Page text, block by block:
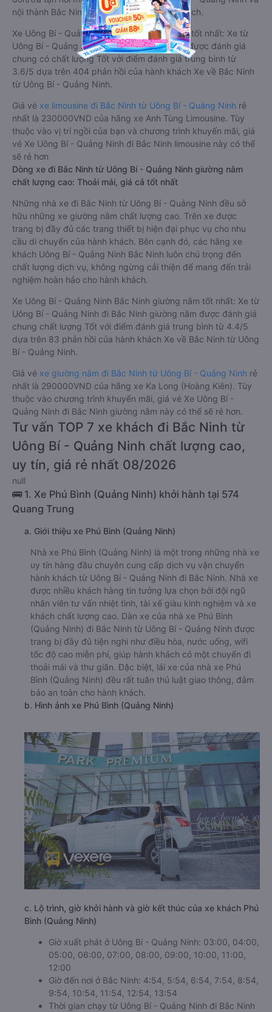
nội thành Bắc Ninh, rất thuận tiện cho du khách.
Xe Uông Bí - Quảng Ninh Bắc Ninh limousine tốt nhất: Xe từ
Uông Bí - Quảng Ninh đi Bắc Ninh limousine được đánh giá
chung có chất lượng Tốt với điểm đánh giá trung bình từ
3.6/5 dựa trên 404 phản hồi của hành khách Xe về Bắc Ninh
từ Uông Bí - Quảng Ninh.
Giá vé xe limousine đi Bắc Ninh từ Uông Bí - Quảng Ninh rẻ
nhất là 230000VND của hãng xe Anh Tùng Limousine. Tùy
thuộc vào vị trí ngồi của bạn và chương trình khuyến mãi, giá
vé Xe Uông Bí - Quảng Ninh đi Bắc Ninh limousine này có thể
sẽ rẻ hơn
Dòng xe đi Bắc Ninh từ Uông Bí - Quảng Ninh giường nằm
chất lượng cao: Thoải mái, giá cả tốt nhất
Những nhà xe đi Bắc Ninh từ Uông Bí - Quảng Ninh đều sở
hữu những xe giường nằm chất lượng cao. Trên xe được
trang bị đầy đủ các trang thiết bị hiện đại phục vụ cho nhu
cầu di chuyển của hành khách. Bên cạnh đó, các hãng xe
khách Uông Bí - Quảng Ninh Bắc Ninh luôn chú trọng đến
chất lượng dịch vụ, không ngừng cải thiện để mang đến trải
nghiệm hoàn hảo cho hành khách.
Xe Uông Bí - Quảng Ninh Bắc Ninh giường nằm tốt nhất: Xe từ
Uông Bí - Quảng Ninh đi Bắc Ninh giường nằm được đánh giá
chung chất lượng Tốt với điểm đánh giá trung bình từ 4.4/5
dựa trên 83 phản hồi của hành khách Xe về Bắc Ninh từ Uông
Bí - Quảng Ninh.
Giá vé xe giường nằm đi Bắc Ninh từ Uông Bí - Quảng Ninh rẻ
nhất là 290000VND của hãng xe Ka Long (Hoàng Kiên). Tùy
thuộc vào chương trình khuyến mãi, giá vé Xe Uông Bí -
Quảng Ninh đi Bắc Ninh giường nằm này có thể sẽ rẻ hơn.
Tư vấn TOP 7 xe khách đi Bắc Ninh từ
Uông Bí - Quảng Ninh chất lượng cao,
uy tín, giá rẻ nhất 08/2026
null
🚌 1. Xe Phú Bình (Quảng Ninh) khởi hành tại 574
Quang Trung
a. Giới thiệu xe Phú Bình (Quảng Ninh)
Nhà xe Phú Bình (Quảng Ninh) là một trong những nhà xe
uy tín hàng đầu chuyên cung cấp dịch vụ vận chuyển
hành khách từ Uông Bí - Quảng Ninh đi Bắc Ninh. Nhà xe
được nhiều khách hàng tin tưởng lựa chọn bởi đội ngũ
nhân viên tư vấn nhiệt tình, tài xế giàu kinh nghiệm và xe
khách chất lượng cao. Dàn xe của nhà xe Phú Bình
(Quảng Ninh) đi Bắc Ninh từ Uông Bí - Quảng Ninh được
trang bị đầy đủ tiện nghi như điều hòa, nước uống, wifi
tốc độ cao miễn phí, giúp hành khách có một chuyến đi
thoải mái và thư giãn. Đặc biệt, lái xe của nhà xe Phú
Bình (Quảng Ninh) đều rất tuân thủ luật giao thông, đảm
bảo an toàn cho hành khách.
b. Hình ảnh xe Phú Bình (Quảng Ninh)
c. Lộ trình, giờ khởi hành và giờ kết thúc của xe khách Phú
Bình (Quảng Ninh)
Giờ xuất phát ở Uông Bí - Quảng Ninh: 03:00, 04:00,
05:00, 06:00, 07:00, 08:00, 09:00, 10:00, 11:00,
12:00
Giờ đến nơi ở Bắc Ninh: 4:54, 5:54, 6:54, 7:54, 8:54,
9:54, 10:54, 11:54, 12:54, 13:54
Thời gian chạy từ Uông Bí - Quảng Ninh đi Bắc Ninh